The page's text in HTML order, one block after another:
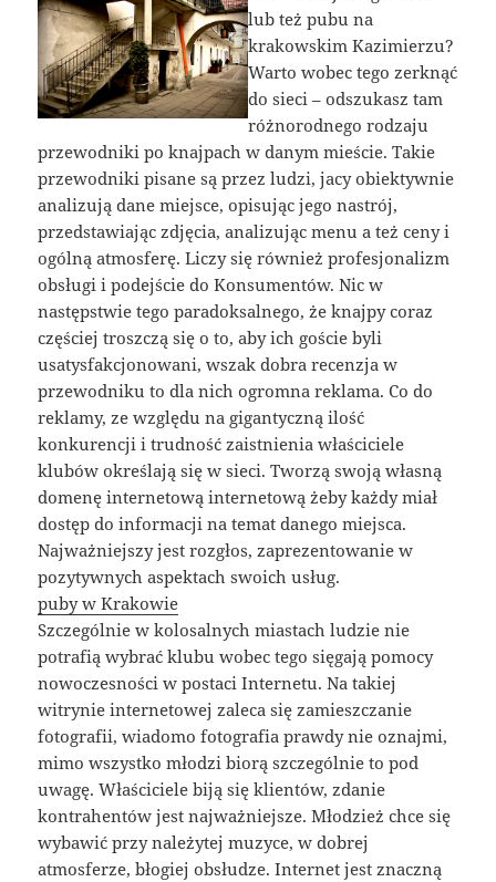
lub też pubu na
krakowskim Kazimierzu?
Warto wobec tego zerknąć
do sieci – odszukasz tam
różnorodnego rodzaju
przewodniki po knajpach w danym mieście. Takie
przewodniki pisane są przez ludzi, jacy obiektywnie
analizują dane miejsce, opisując jego nastrój,
przedstawiając zdjęcia, analizując menu a też ceny i
ogólną atmosferę. Liczy się również profesjonalizm
obsługi i podejście do Konsumentów. Nic w
następstwie tego paradoksalnego, że knajpy coraz
częściej troszczą się o to, aby ich goście byli
usatysfakcjonowani, wszak dobra recenzja w
przewodniku to dla nich ogromna reklama. Co do
reklamy, ze względu na gigantyczną ilość
konkurencji i trudność zaistnienia właściciele
klubów określają się w sieci. Tworzą swoją własną
domenę internetową internetową żeby każdy miał
dostęp do informacji na temat danego miejsca.
Najważniejszy jest rozgłos, zaprezentowanie w
pozytywnych aspektach swoich usług.
puby w Krakowie
Szczególnie w kolosalnych miastach ludzie nie
potrafią wybrać klubu wobec tego sięgają pomocy
nowoczesności w postaci Internetu. Na takiej
witrynie internetowej zaleca się zamieszczanie
fotografii, wiadomo fotografia prawdy nie oznajmi,
mimo wszystko młodzi biorą szczególnie to pod
uwagę. Właściciele biją się klientów, zdanie
kontrahentów jest najważniejsze. Młodzież chce się
wybawić przy należytej muzyce, w dobrej
atmosferze, błogiej obsłudze. Internet jest znaczną